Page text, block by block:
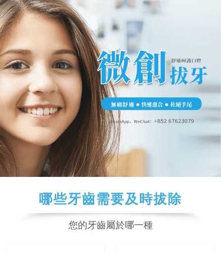
哪些牙齒需要及時拔除
您的牙齒屬於哪一種